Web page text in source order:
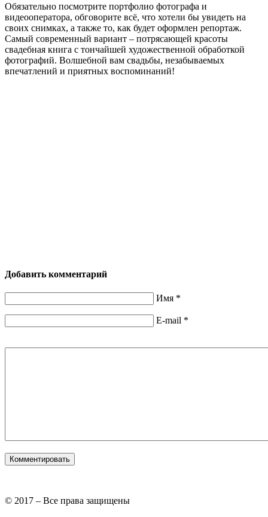
Обязательно посмотрите портфолио фотографа и
видеооператора, обговорите всё, что хотели бы увидеть на
своих снимках, а также то, как будет оформлен репортаж.
Самый современный вариант – потрясающей красоты
свадебная книга с тончайшей художественной обработкой
фотографий. Волшебной вам свадьбы, незабываемых
впечатлений и приятных воспоминаний!
Добавить комментарий
Имя *
E-mail *
© 2017 – Все права защищены